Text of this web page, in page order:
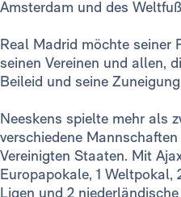
Amsterdam und des
Real Madrid möchte seiner
seinen Vereinen und allen,
Beileid und seine
Neeskens spielte mehr als
verschiedene
Vereinigten Staaten. Mit
Europapokale, 1 Weltpokal,
Ligen und 2